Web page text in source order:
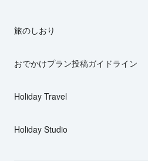
旅のしおり
おでかけプラン投稿ガイドライン
Holiday Travel
Holiday Studio